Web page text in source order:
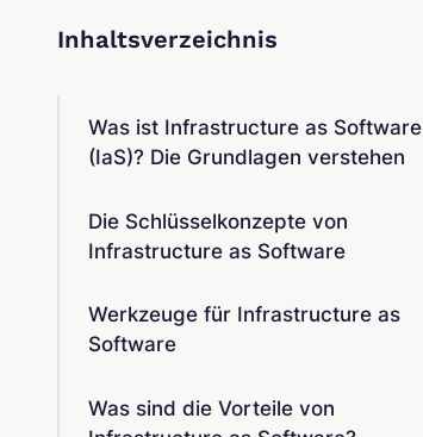
Was ist Infrastructure as Software
(IaS)? Die Grundlagen verstehen
Die Schlüsselkonzepte von
Infrastructure as Software
Werkzeuge für Infrastructure as
Software
Was sind die Vorteile von